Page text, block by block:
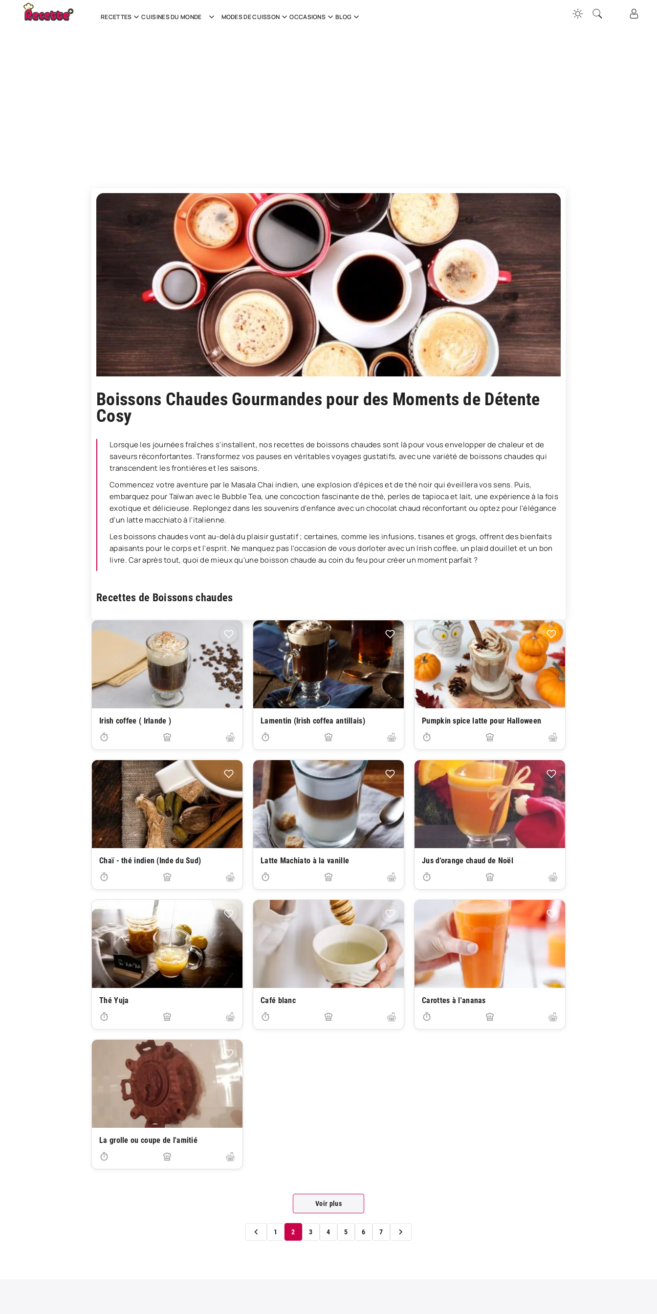
RECETTES CUISINES DU MONDE MODES DE CUISSON OCCASIONS BLOG
Boissons Chaudes Gourmandes pour des Moments de Détente
Cosy
Lorsque les journées fraîches s'installent, nos recettes de boissons chaudes sont là pour vous envelopper de chaleur et de
saveurs réconfortantes. Transformez vos pauses en véritables voyages gustatifs, avec une variété de boissons chaudes qui
transcendent les frontières et les saisons.
Commencez votre aventure par le Masala Chai indien, une explosion d'épices et de thé noir qui éveillera vos sens. Puis,
embarquez pour Taïwan avec le Bubble Tea, une concoction fascinante de thé, perles de tapioca et lait, une expérience à la fois
exotique et délicieuse. Replongez dans les souvenirs d'enfance avec un chocolat chaud réconfortant ou optez pour l'élégance
d'un latte macchiato à l'italienne.
Les boissons chaudes vont au-delà du plaisir gustatif ; certaines, comme les infusions, tisanes et grogs, offrent des bienfaits
apaisants pour le corps et l'esprit. Ne manquez pas l'occasion de vous dorloter avec un Irish coffee, un plaid douillet et un bon
livre. Car après tout, quoi de mieux qu'une boisson chaude au coin du feu pour créer un moment parfait ?
Recettes de Boissons chaudes
Irish coffee ( Irlande ) Lamentin (Irish coffea antillais) Pumpkin spice latte pour Halloween
Chaï - thé indien (Inde du Sud) Latte Machiato à la vanille Jus d'orange chaud de Noël
Thé Yuja Café blanc Carottes à l'ananas
La grolle ou coupe de l'amitié
Voir plus
1 2 3 4 5 6 7